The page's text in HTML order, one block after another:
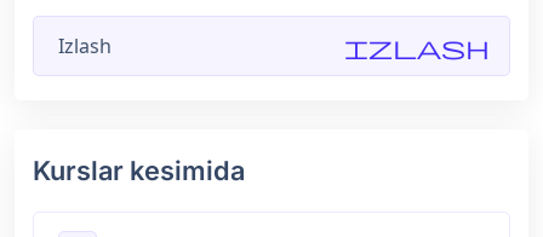
Izlash
Kurslar kesimida